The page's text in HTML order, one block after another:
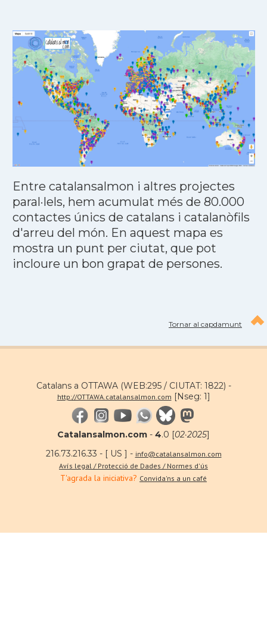
Entre catalansalmon i altres projectes
paral·lels, hem acumulat més de 80.000
contactes únics de catalans i catalanòfils
d'arreu del món. En aquest mapa es
mostra un punt per ciutat, que pot
incloure un bon grapat de persones.
Tornar al capdamunt
Catalans a OTTAWA (WEB:295 / CIUTAT: 1822) -
http://OTTAWA.catalansalmon.com [Nseg: 1]
Catalansalmon.com - 4.0 [02·2025]
216.73.216.33 - [ US ] - info@catalansalmon.com
Avís legal / Protecció de Dades / Normes d'ús
T'agrada la iniciativa? Convida'ns a un café